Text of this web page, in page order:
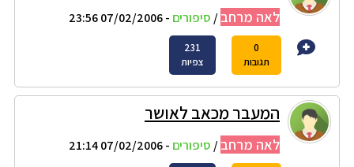
לאה מרחב/ סיפורים - 07/02/2006 23:56
0
תגובות
231
צפיות
המעבר מכאב לאושר
לאה מרחב/ סיפורים - 07/02/2006 21:14